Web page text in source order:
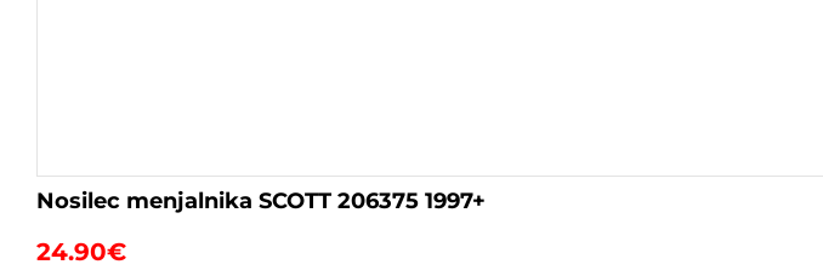
Nosilec menjalnika SCOTT 206375 1997+
24.90€